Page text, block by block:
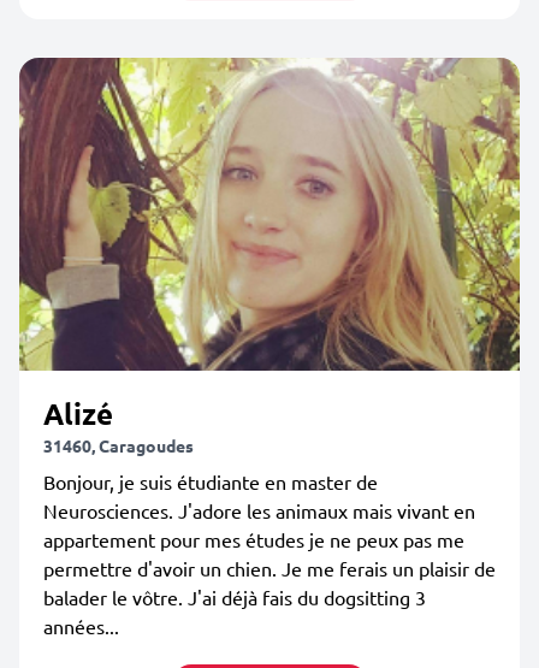
Alizé
31460, Caragoudes
Bonjour, je suis étudiante en master de
Neurosciences. J'adore les animaux mais vivant en
appartement pour mes études je ne peux pas me
permettre d'avoir un chien. Je me ferais un plaisir de
balader le vôtre. J'ai déjà fais du dogsitting 3
années...